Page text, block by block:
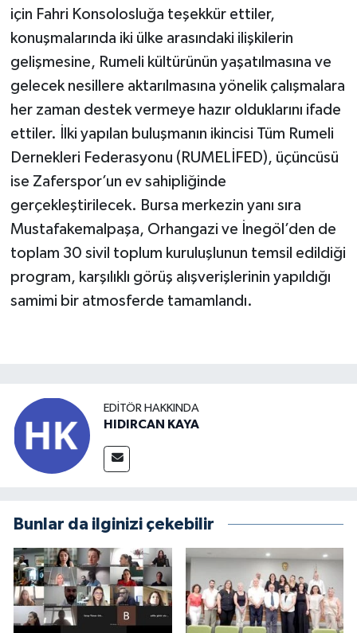
için Fahri Konsolosluğa teşekkür ettiler,
konuşmalarında iki ülke arasındaki ilişkilerin
gelişmesine, Rumeli kültürünün yaşatılmasına ve
gelecek nesillere aktarılmasına yönelik çalışmalara
her zaman destek vermeye hazır olduklarını ifade
ettiler. İlki yapılan buluşmanın ikincisi Tüm Rumeli
Dernekleri Federasyonu (RUMELİFED), üçüncüsü
ise Zaferspor’un ev sahipliğinde
gerçekleştirilecek. Bursa merkezin yanı sıra
Mustafakemalpaşa, Orhangazi ve İnegöl’den de
toplam 30 sivil toplum kuruluşlunun temsil edildiği
program, karşılıklı görüş alışverişlerinin yapıldığı
samimi bir atmosferde tamamlandı.
EDITÖR HAKKINDA
HIDIRCAN KAYA
Bunlar da ilginizi çekebilir